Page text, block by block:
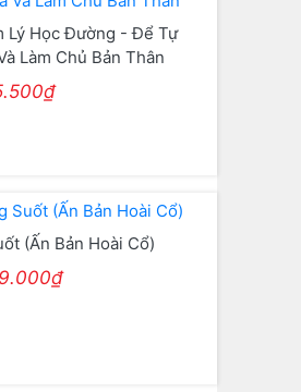
Lý Học Đường - Để Tự
Làm Chủ Bản Thân
(Ấn Bản Hoài Cổ)